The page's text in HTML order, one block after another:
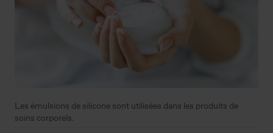
Les émulsions de silicone sont utilisées dans les produits de
soins corporels.